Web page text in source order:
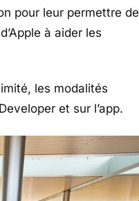
pour leur permettre de
à aider les
les modalités
et sur l’app.